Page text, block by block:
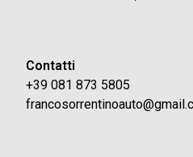
Contatti
+39 081 873 5805